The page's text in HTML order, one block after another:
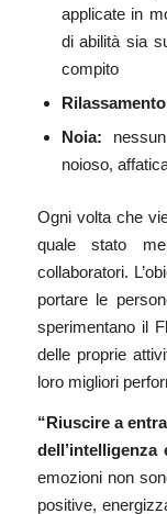
applicate in
di abilità sia
compito
Noia:
noioso,
Ogni volta che
quale stato
collaboratori.
portare le
sperimentano il
delle proprie
loro migliori
“Riuscire a
dell’intelligenza
emozioni non
positive,